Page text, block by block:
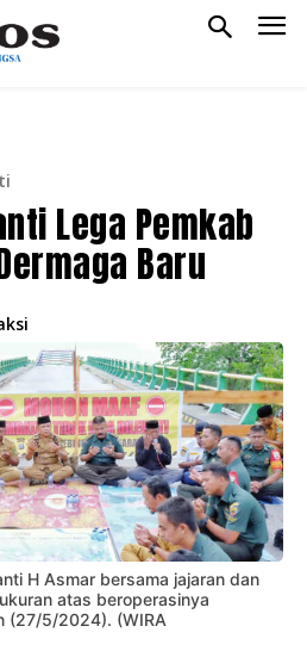
Lega Pemkab
Baru
H Asmar bersama jajaran dan
atas beroperasinya
(27/5/2024). (WIRA